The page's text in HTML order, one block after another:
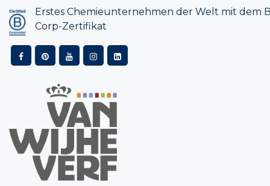
Erstes Chemieunternehmen der Welt mit dem
Corp-Zertifikat